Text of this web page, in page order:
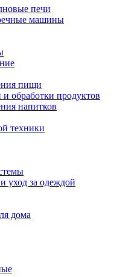
печи
машины
пищи
обработки продуктов
напитков
техники
уход за одеждой
дома